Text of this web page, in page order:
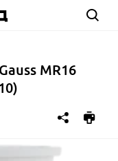
MR16